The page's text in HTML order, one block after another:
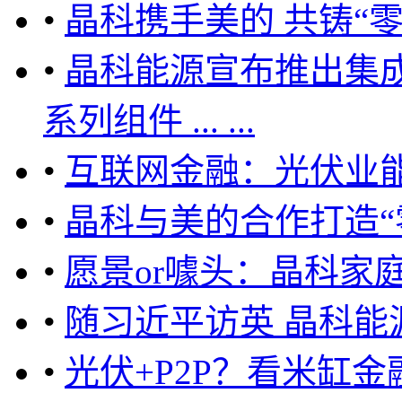
• 晶科携手美的 共铸“
• 晶科能源宣布推出集
系列组件 ... ...
• 互联网金融：光伏业
• 晶科与美的合作打造
• 愿景or噱头：晶科家
• 随习近平访英 晶科
• 光伏+P2P？看米缸